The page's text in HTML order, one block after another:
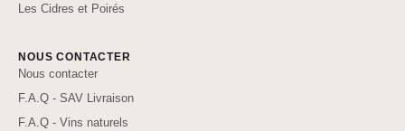
Les Cidres et Poirés
NOUS CONTACTER
Nous contacter
F.A.Q - SAV Livraison
F.A.Q - Vins naturels